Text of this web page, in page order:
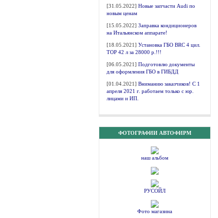
[31.05.2022] Новые запчасти Audi по
новым ценам
[15.05.2022] Заправка кондиционеров
на Итальянском аппарате!
[18.05.2021] Установка ГБО BRC 4 цил.
ТОР 42 л за 28000 р.!!!
[06.05.2021] Подготовлю документы
для оформления ГБО в ГИБДД
[01.04.2021] Вниманию заказчиков! С 1
апреля 2021 г. работаем только с юр.
лицами и ИП.
ФОТОГРАФИИ АВТОФИРМ
наш альбом
РУСОЙЛ
Фото магазина